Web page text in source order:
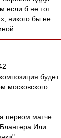
если б не тот
никого бы не
будет
московского
первом матче